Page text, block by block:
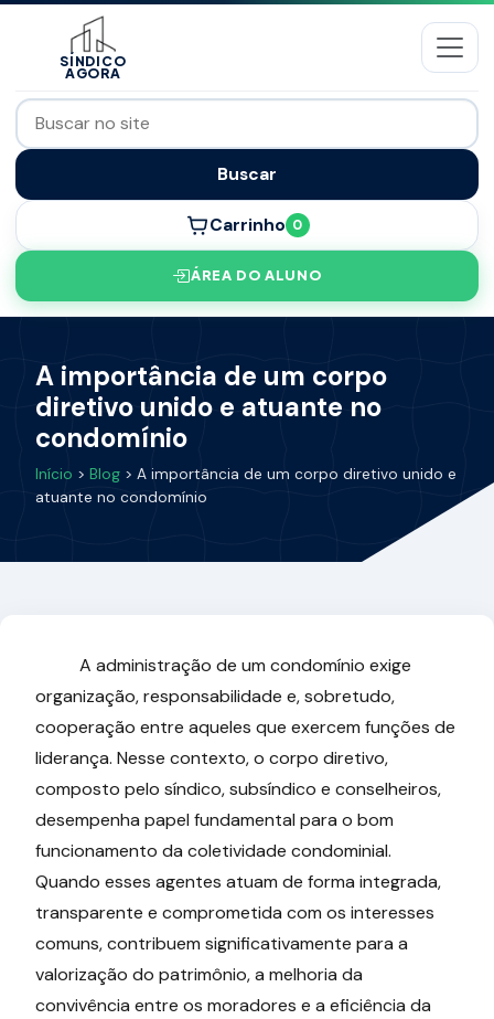
SÍNDICO
AGORA
Buscar
Carrinho 0
ÁREA DO ALUNO
A importância de um corpo
diretivo unido e atuante no
condomínio
Início > Blog > A importância de um corpo diretivo unido e
atuante no condomínio
A administração de um condomínio exige
organização, responsabilidade e, sobretudo,
cooperação entre aqueles que exercem funções de
liderança. Nesse contexto, o corpo diretivo,
composto pelo síndico, subsíndico e conselheiros,
desempenha papel fundamental para o bom
funcionamento da coletividade condominial.
Quando esses agentes atuam de forma integrada,
transparente e comprometida com os interesses
comuns, contribuem significativamente para a
valorização do patrimônio, a melhoria da
convivência entre os moradores e a eficiência da